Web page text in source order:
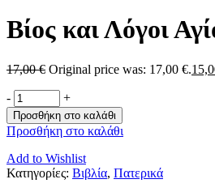
Βίος και Λόγοι
17,00€ Original price was: 17,00 €.
- +
Προσθήκη στο καλάθι
Προσθήκη στο καλάθι
Add to Wishlist
Κατηγορίες: Βιβλία, Πατερικά